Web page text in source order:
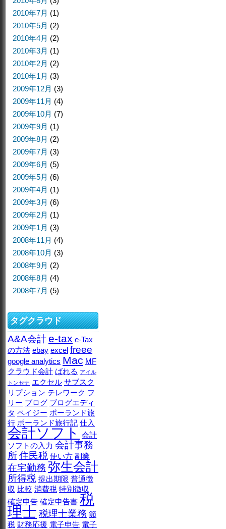
2010年7月 (1)
2010年5月 (2)
2010年4月 (2)
2010年3月 (1)
2010年2月 (2)
2010年1月 (3)
2009年12月 (3)
2009年11月 (4)
2009年10月 (7)
2009年9月 (1)
2009年8月 (2)
2009年7月 (3)
2009年6月 (5)
2009年5月 (6)
2009年4月 (1)
2009年3月 (6)
2009年2月 (1)
2009年1月 (3)
2008年11月 (4)
2008年10月 (3)
2008年9月 (2)
2008年8月 (4)
2008年7月 (5)
タグクラウド
A&A会計e-tax e-Tax
の方法 ebay excel freee
google analytics Mac MF
クラウド会計 ばれる アイル
トンセナ エクセル サブスク
リプション テレワーク フ
リー ブログ ブログエディ
タ ペイジー ポーランド旅
行 ポーランド旅行記 仕入
会計ソフト
会計
ソフトの入力 会計事務
所住民税 使い方 副業
在宅勤務 弥生会計
所得税 提出期限 普通徴
収 比較 消費税 特別徴収
確定申告 確定申告書 税
理士 税理士業務 節
税 財務応援 電子申告 電子